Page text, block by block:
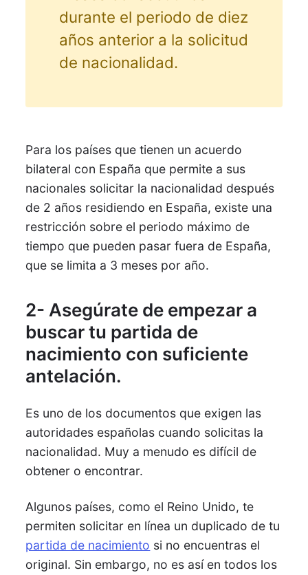
durante el periodo de diez
años anterior a la solicitud
de nacionalidad.
Para los países que tienen un acuerdo
bilateral con España que permite a sus
nacionales solicitar la nacionalidad después
de 2 años residiendo en España, existe una
restricción sobre el periodo máximo de
tiempo que pueden pasar fuera de España,
que se limita a 3 meses por año.
2- Asegúrate de empezar a
buscar tu partida de
nacimiento con suficiente
antelación.
Es uno de los documentos que exigen las
autoridades españolas cuando solicitas la
nacionalidad. Muy a menudo es difícil de
obtener o encontrar.
Algunos países, como el Reino Unido, te
permiten solicitar en línea un duplicado de tu
partida de nacimiento si no encuentras el
original. Sin embargo, no es así en todos los